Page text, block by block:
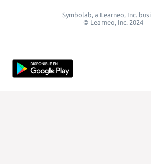
Symbolab, a Learneo, Inc.
© Learneo, Inc. 2024